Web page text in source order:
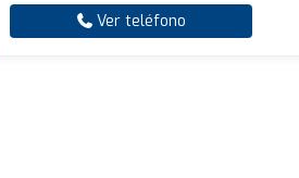
Ver teléfono